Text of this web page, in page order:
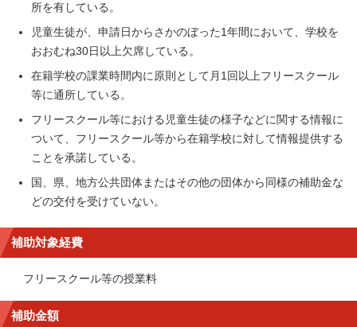
所を有している。
児童生徒が、申請日からさかのぼった1年間において、学校を
おおむね30日以上欠席している。
在籍学校の課業時間内に原則として月1回以上フリースクール
等に通所している。
フリースクール等における児童生徒の様子などに関する情報に
ついて、フリースクール等から在籍学校に対して情報提供する
ことを承諾している。
国、県、地方公共団体またはその他の団体から同様の補助金な
どの交付を受けていない。
補助対象経費
フリースクール等の授業料
補助金額